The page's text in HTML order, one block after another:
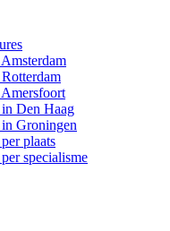
Den Haag
Groningen
plaats
specialisme